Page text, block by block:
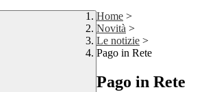
Home >
Novità >
Le notizie >
Pago in Rete
Pago in Rete